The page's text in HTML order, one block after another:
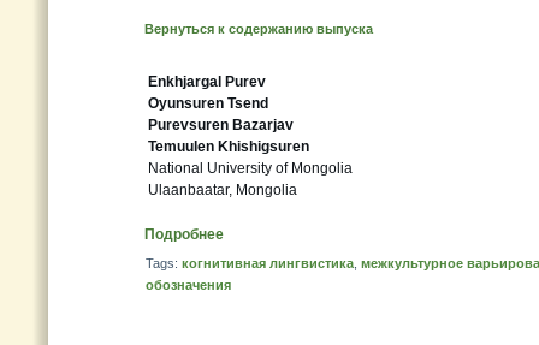
Вернуться к содержанию выпуска
Enkhjargal Purev
Oyunsuren Tsend
Purevsuren Bazarjav
Temuulen Khishigsuren
National University of Mongolia
Ulaanbaatar, Mongolia
Подробнее
Tags: когнитивная лингвистика межкультурное
обозначения